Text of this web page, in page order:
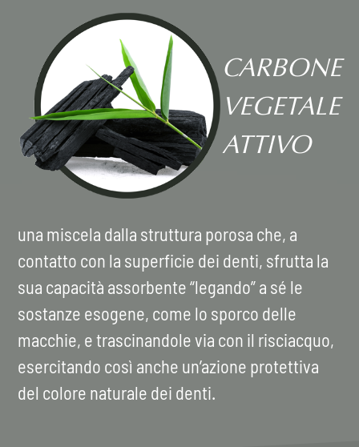
CARBONE
VEGETALE
ATTIVO
una miscela dalla struttura porosa che, a
contatto con la superficie dei denti, sfrutta la
sua capacità assorbente “legando” a sé le
sostanze esogene, come lo sporco delle
macchie, e trascinandole via con il risciacquo,
esercitando così anche un’azione protettiva
del colore naturale dei denti.